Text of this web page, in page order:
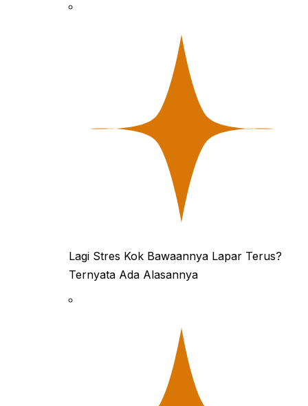
Lagi Stres Kok Bawaannya Lapar Terus?
Ternyata Ada Alasannya